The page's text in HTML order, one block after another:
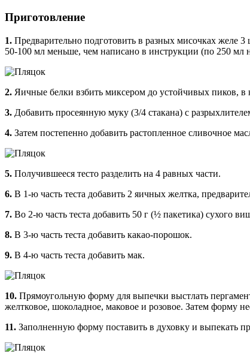
Приготовление
1. Предварительно подготовить в разных мисочках желе
50-100 мл меньше, чем написано в инструкции (по 250 мл
2. Яичные белки взбить миксером до устойчивых пиков, в
3. Добавить просеянную муку (3/4 стакана) с
4. Затем постепенно добавить растопленное сливочное
5. Получившееся тесто разделить на 4 равных части.
6. В 1-ю часть теста добавить 2 яичных желтка,
7. Во 2-ю часть теста добавить 50 г (½ пакетика) сухого
8. В 3-ю часть теста добавить какао-порошок.
9. В 4-ю часть теста добавить мак.
10. Прямоугольную форму для выпечки выстлать
желтковое, шоколадное, маковое и розовое. Затем форму
11. Заполненную форму поставить в духовку и выпекать